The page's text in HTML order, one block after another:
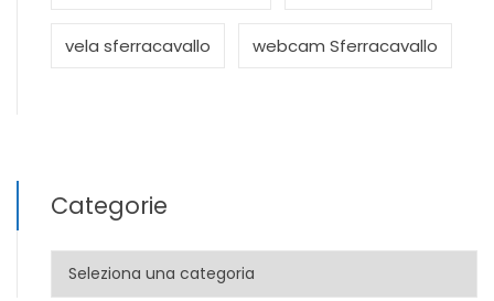
vela sferracavallo webcam Sferracavallo
Categorie
Categorie